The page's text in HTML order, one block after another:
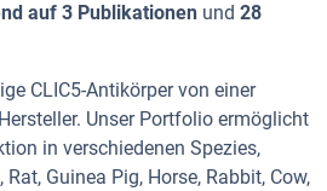
auf 3 Publikationen und 28
CLIC5-Antikörper von einer
Unser Portfolio ermöglicht
in verschiedenen Spezies,
Guinea Pig, Horse, Rabbit, Cow,